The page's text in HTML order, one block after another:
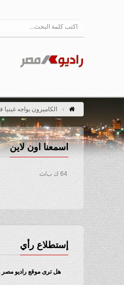
الكاميرون يواجه غينيا
اسمعنا اون لاين
64 ك ب/ث
إستطلاع رأي
هل ترى موقع راديو مصر